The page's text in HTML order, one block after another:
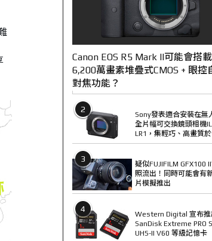
Canon EOS R5 Mark II可能會搭載
6,200萬畫素堆疊式CMOS + 眼控
對焦功能？
2
Sony發表適合安裝在無
全片幅可交換鏡頭相機
LR1，集輕巧、高畫質
3
疑似FUJIFILM GFX100
照流出！同時可能會有
片模擬推出
4
Western Digital 宣布推
SanDisk Extreme PRO
UHS-II V60 等級記憶卡